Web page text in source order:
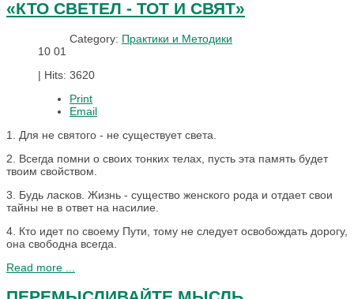
«КТО СВЕТЕЛ - ТОТ И СВЯТ»
Category: Практики и Методики
10 01
| Hits: 3620
Print
Email
1. Для не святого - не существует света.
2. Всегда помни о своих тонких телах, пусть эта память будет
твоим свойством.
3. Будь ласков. Жизнь - существо женского рода и отдает свои
тайны не в ответ на насилие.
4. Кто идет по своему Пути, тому не следует освобождать дорогу,
она свободна всегда.
Read more ...